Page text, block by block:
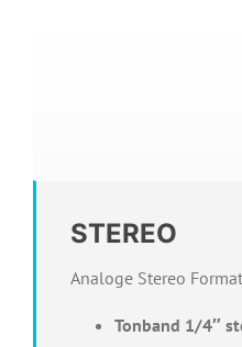
STEREO
Analoge Stereo
Tonband 1/4″